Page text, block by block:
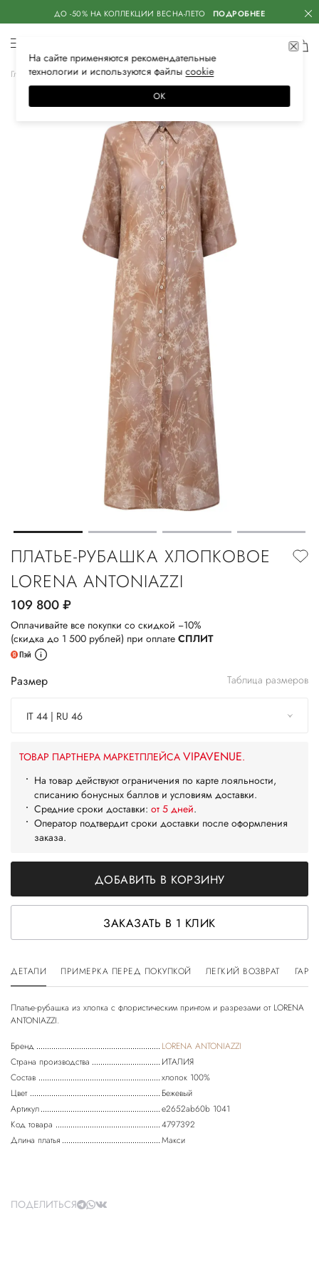
ДО -50% НА КОЛЛЕКЦИИ ВЕСНА-ЛЕТО ПОДРОБНЕЕ
Главная Женская Одежда Платья Повседневные
ПЛАТЬЕ-РУБАШКА ХЛОПКОВОЕ
LORENA ANTONIAZZI
109 800руб.
Оплачивайте все покупки со скидкой −10%
(скидка до 1 500 рублей) при оплате СПЛИТ
Размер Таблица размеров
IT 44 | RU 46
ТОВАР ПАРТНЕРА МАРКЕТПЛЕЙСА VIPAVENUE.
На товар действуют ограничения по карте лояльности,
списанию бонусных баллов и условиям доставки.
Средние сроки доставки: от 5 дней.
Оператор подтвердит сроки доставки после оформления
заказа.
ДОБАВИТЬ В КОРЗИНУ
ЗАКАЗАТЬ В 1 КЛИК
ДЕТАЛИ ПРИМЕРКА ПЕРЕД ПОКУПКОЙ ЛЕГКИЙ ВОЗВРАТ
Платье-рубашка из хлопка с флористическим принтом и разрезами от LORENA
Бренд
LORENA ANTONIAZZI
Страна производства
ИТАЛИЯ
Состав
хлопок 100%
Цвет
Бежевый
Артикул
e2652ab60b 1041
Код товара
4797392
Длина платья
Макси
ПОДЕЛИТЬСЯ
На сайте применяются рекомендательные
технологии и используются файлысооkiе
ОК